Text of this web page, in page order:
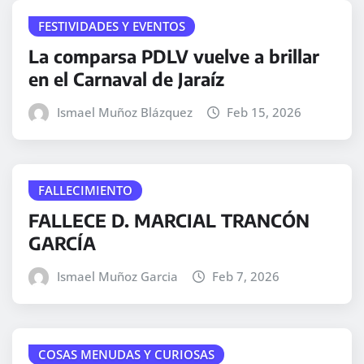
FESTIVIDADES Y EVENTOS
La comparsa PDLV vuelve a brillar
en el Carnaval de Jaraíz
Ismael Muñoz Blázquez Feb 15, 2026
FALLECIMIENTO
FALLECE D. MARCIAL TRANCÓN
GARCÍA
Ismael Muñoz Garcia Feb 7, 2026
COSAS MENUDAS Y CURIOSAS